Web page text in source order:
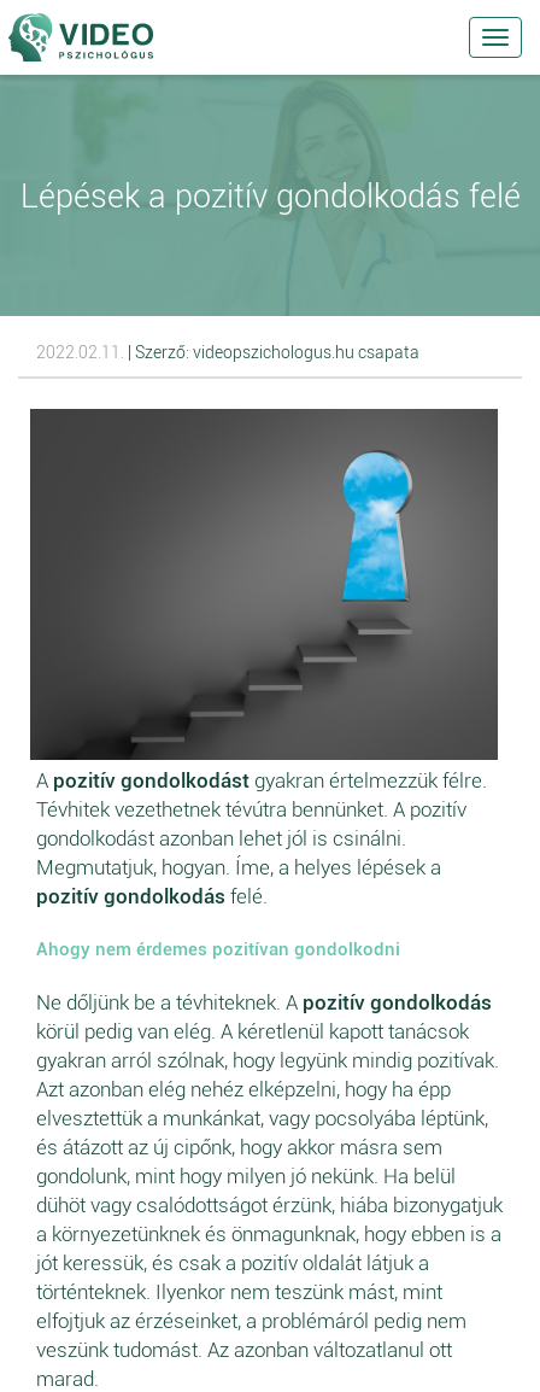
Lépések a pozitív gondolkodás felé
2022.02.11. | Szerző: videopszichologus.hu csapata
A pozitív gondolkodást gyakran értelmezzük félre.
Tévhitek vezethetnek tévútra bennünket. A pozitív
gondolkodást azonban lehet jól is csinálni.
Megmutatjuk, hogyan. Íme, a helyes lépések a
pozitív gondolkodás felé.
Ahogy nem érdemes pozitívan gondolkodni
Ne dőljünk be a tévhiteknek. A pozitív gondolkodás
körül pedig van elég. A kéretlenül kapott tanácsok
gyakran arról szólnak, hogy legyünk mindig pozitívak.
Azt azonban elég nehéz elképzelni, hogy ha épp
elvesztettük a munkánkat, vagy pocsolyába léptünk,
és átázott az új cipőnk, hogy akkor másra sem
gondolunk, mint hogy milyen jó nekünk. Ha belül
dühöt vagy csalódottságot érzünk, hiába bizonygatjuk
a környezetünknek és önmagunknak, hogy ebben is a
jót keressük, és csak a pozitív oldalát látjuk a
történteknek. Ilyenkor nem teszünk mást, mint
elfojtjuk az érzéseinket, a problémáról pedig nem
veszünk tudomást. Az azonban változatlanul ott
marad.